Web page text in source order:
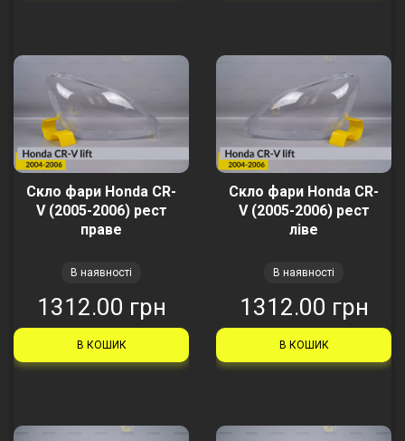
Скло фари Honda CR-
V (2005-2006) рест
праве
В наявності
1312.00 грн
В КОШИК
Скло фари Honda CR-
V (2005-2006) рест
ліве
В наявності
1312.00 грн
В КОШИК